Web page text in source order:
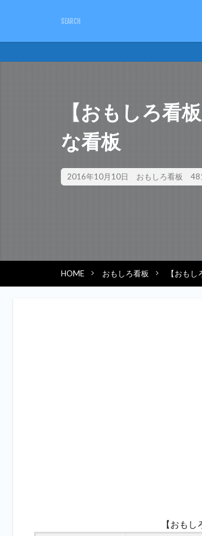
【おもしろ看
な看板
2016年10月10日 おもしろ看板
HOME おもしろ看板 【おも
【おも